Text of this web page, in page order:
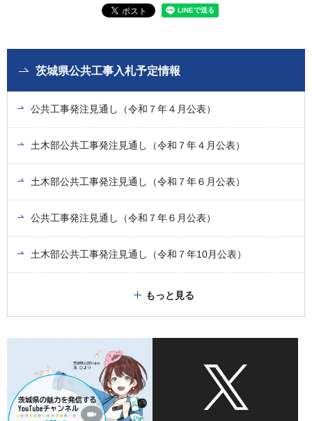
茨城県公共工事入札予定情報
公共工事発注見通し（令和７年４月公表）
土木部公共工事発注見通し（令和７年４月公表）
土木部公共工事発注見通し（令和７年６月公表）
公共工事発注見通し（令和７年６月公表）
土木部公共工事発注見通し（令和７年10月公表）
もっと見る